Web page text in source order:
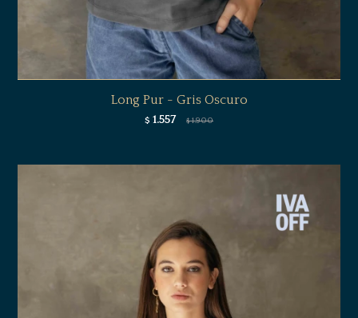
Long Pur - Gris Oscuro
$ 1.557 $ 1.900